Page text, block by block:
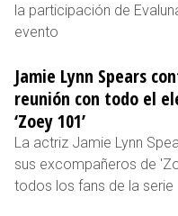
la participación de
evento
Jamie Lynn Spears
reunión con todo el
‘Zoey 101’
La actriz Jamie Lynn
sus excompañeros de
todos los fans de la serie